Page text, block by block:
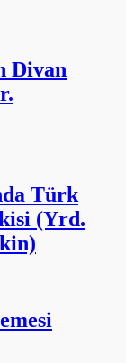
Divan
Türk
(Yrd.